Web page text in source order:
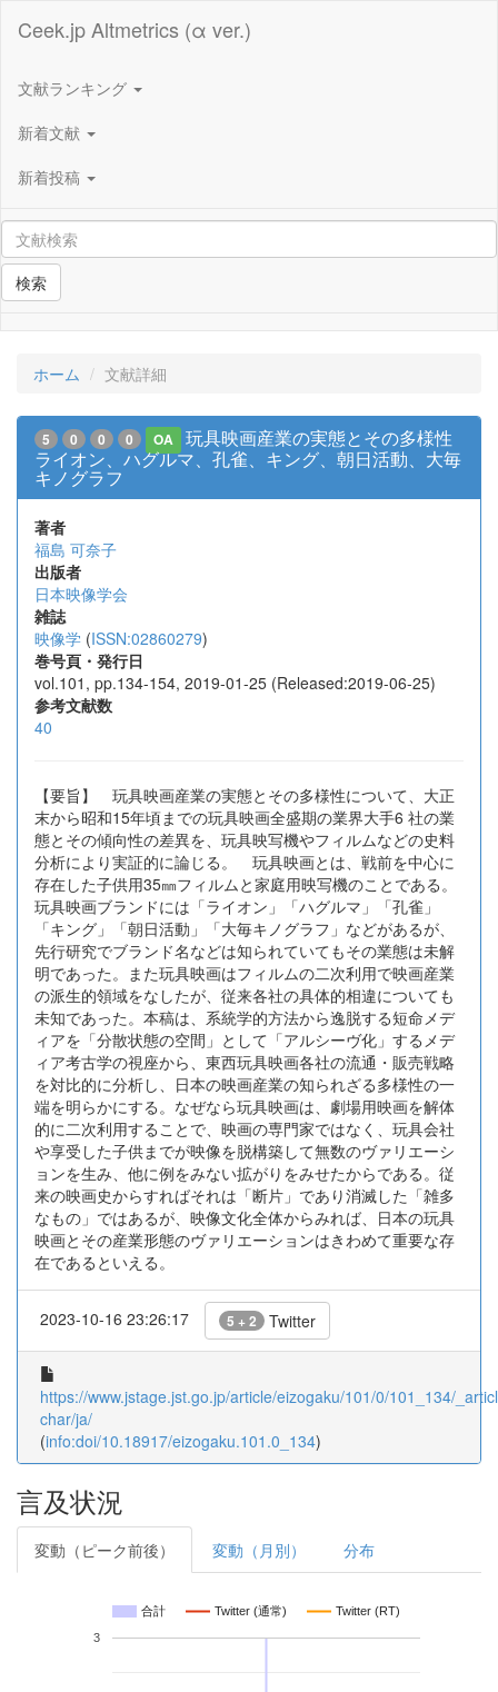
Ceek.jp Altmetrics (α ver.)
文献ランキング
新着文献
新着投稿
検索
ホーム 文献詳細
5 0 0 0 OA
玩具映画産業の実態とその多様性
ライオン、ハグルマ、孔雀、キング、朝日活動、大毎
キノグラフ
著者
福島 可奈子
出版者
日本映像学会
雑誌
映像学 (ISSN:02860279)
巻号頁・発行日
vol.101, pp.134-154, 2019-01-25 (Released:2019-06-25)
参考文献数
40
【要旨】 玩具映画産業の実態とその多様性について、大正
末から昭和15年頃までの玩具映画全盛期の業界大手6 社の業
態とその傾向性の差異を、玩具映写機やフィルムなどの史料
分析により実証的に論じる。 玩具映画とは、戦前を中心に
存在した子供用35㎜フィルムと家庭用映写機のことである。
玩具映画ブランドには「ライオン」「ハグルマ」「孔雀」
「キング」「朝日活動」「大毎キノグラフ」などがあるが、
先行研究でブランド名などは知られていてもその業態は未解
明であった。また玩具映画はフィルムの二次利用で映画産業
の派生的領域をなしたが、従来各社の具体的相違についても
未知であった。本稿は、系統学的方法から逸脱する短命メデ
ィアを「分散状態の空間」として「アルシーヴ化」するメデ
ィア考古学の視座から、東西玩具映画各社の流通・販売戦略
を対比的に分析し、日本の映画産業の知られざる多様性の一
端を明らかにする。なぜなら玩具映画は、劇場用映画を解体
的に二次利用することで、映画の専門家ではなく、玩具会社
や享受した子供までが映像を脱構築して無数のヴァリエーシ
ョンを生み、他に例をみない拡がりをみせたからである。従
来の映画史からすればそれは「断片」であり消滅した「雑多
なもの」ではあるが、映像文化全体からみれば、日本の玩具
映画とその産業形態のヴァリエーションはきわめて重要な存
在であるといえる。
2023-10-16 23:26:17 5 + 2 Twitter
https://www.jstage.jst.go.jp/article/eizogaku/101/0/101_134/
char/ja/
(info:doi/10.18917/eizogaku.101.0_134)
言及状況
変動（ピーク前後） 変動（月別） 分布
合計 Twitter (通常) Twitter (RT)
3